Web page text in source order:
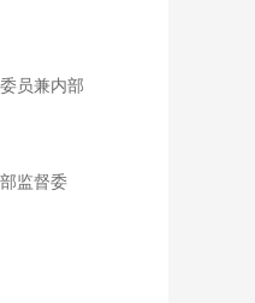
员兼内部
监督委